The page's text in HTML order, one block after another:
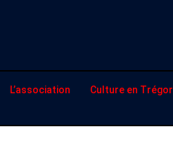
L’association Culture en Trégor